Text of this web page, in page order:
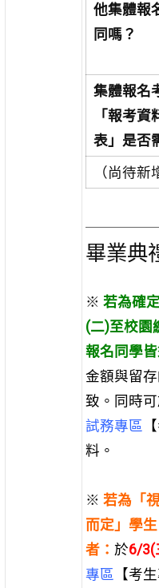
他集體報
同嗎？
集體報名
「報考資
表」是否
（尚待新
畢業典
※ 若為確
(二)至校園
報名同學皆
金額與留
致。同時
試務專區
料。
※ 若為「
而定」學
者： 於6/3(
專區 【考